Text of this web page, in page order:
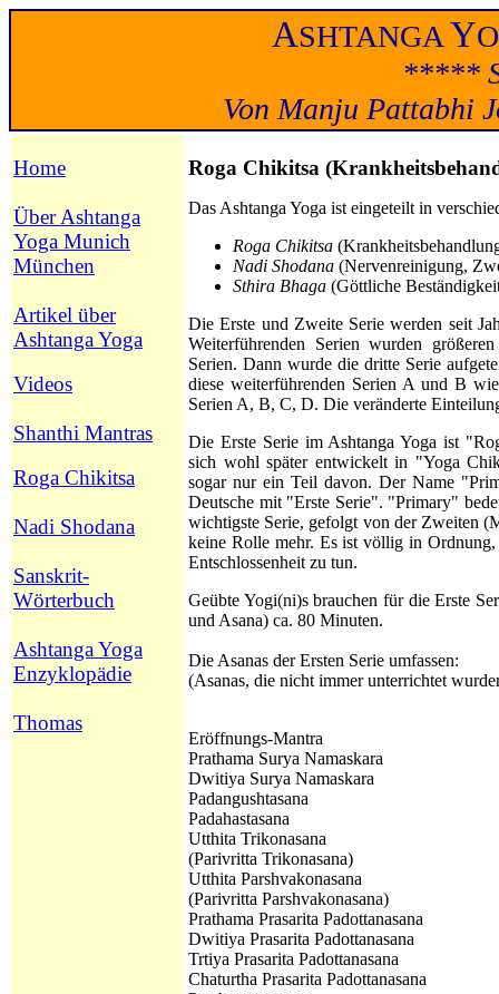
ASHTANGA Y
*****
Von Manju Pattabhi
Home
Über Ashtanga
Yoga Munich
München
Artikel über
Ashtanga Yoga
Videos
Shanthi Mantras
Roga Chikitsa
Nadi Shodana
Sanskrit-
Wörterbuch
Ashtanga Yoga
Enzyklopädie
Thomas
Roga Chikitsa
Das Ashtanga Yoga ist eingeteilt in
Roga Chikitsa
Nadi Shodana (Nervenreinigung,
Sthira Bhaga (Göttliche
Die Erste und Zweite Serie werden seit
Weiterführenden Serien wurden
Serien. Dann wurde die dritte Serie
diese weiterführenden Serien A und B
Serien A, B, C, D. Die veränderte
Die Erste Serie im Ashtanga Yoga ist
sich wohl später entwickelt in "Yoga
sogar nur ein Teil davon.Der Name
Deutsche mit "Erste Serie". "Primary"
wichtigste Serie, gefolgt von der Zweiten
keine Rolle mehr. Es ist völlig in
Entschlossenheit zu tun.
Geübte Yogi(ni)s brauchen für die Erste
und Asana) ca. 80 Minuten.
Die Asanas der Ersten Serie umfassen:
(Asanas, die nicht immer unterrichtet
Eröffnungs-Mantra
Prathama Surya Namaskara
Dwitiya Surya Namaskara
Padangushtasana
Padahastasana
Utthita Trikonasana
(Parivritta Trikonasana)
Utthita Parshvakonasana
(Parivritta Parshvakonasana)
Prathama Prasarita Padottanasana
Dwitiya Prasarita Padottanasana
Trtiya Prasarita Padottanasana
Chaturtha Prasarita Padottanasana